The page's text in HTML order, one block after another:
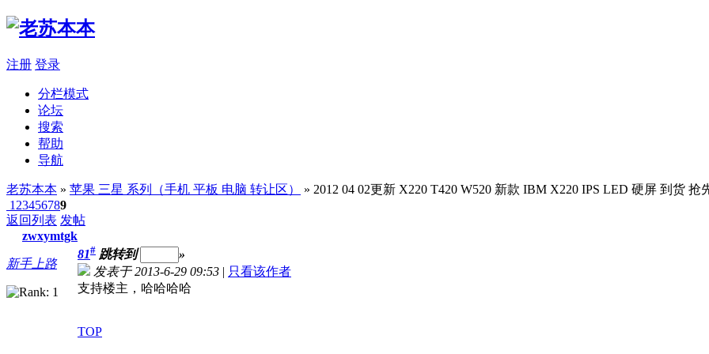
注册 登录
分栏模式
论坛
搜索
帮助
导航
老苏本本 » 苹果 三星 系列（手机 平板 电脑 转让区）
» 2012 04 02更新 X220 T420 W520 新款 IBM X220 IPS LED 硬屏 到货 抢
1 23456789
返回列表 发帖
zwxymtgk
新手上路
81# 跳转到
»
发表于 2013-6-29 09:53 | 只看该作者
支持楼主，哈哈哈哈
TOP